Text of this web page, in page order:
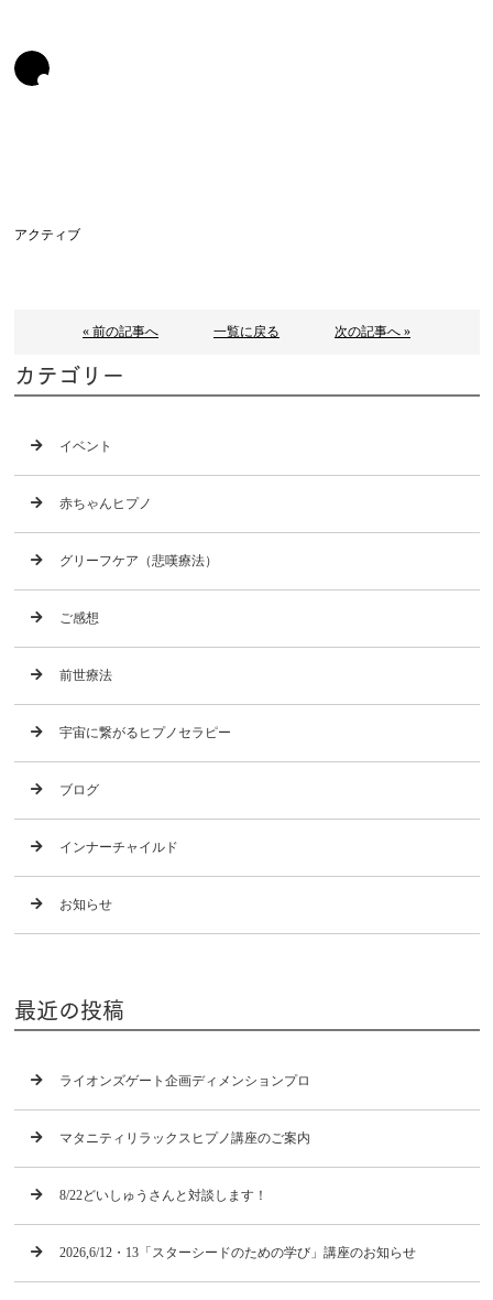
アクティブ
« 前の記事へ 一覧に戻る 次の記事へ »
カテゴリー
イベント
赤ちゃんヒプノ
グリーフケア（悲嘆療法）
ご感想
前世療法
宇宙に繋がるヒプノセラピー
ブログ
インナーチャイルド
お知らせ
最近の投稿
ライオンズゲート企画ディメンションプロ
マタニティリラックスヒプノ講座のご案内
8/22どいしゅうさんと対談します！
2026,6/12・13「スターシードのための学び」講座のお知らせ